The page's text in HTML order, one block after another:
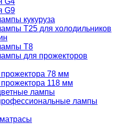
G9
кукуруза
T25 для холодильников
T8
для прожекторов
78 мм
118 мм
лампы
лампы